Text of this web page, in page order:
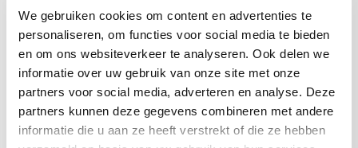
We gebruiken cookies om content en advertenties te
personaliseren, om functies voor social media te bieden
en om ons websiteverkeer te analyseren. Ook delen we
informatie over uw gebruik van onze site met onze
partners voor social media, adverteren en analyse. Deze
partners kunnen deze gegevens combineren met andere
informatie die u aan ze heeft verstrekt of die ze hebben
Kippenvilla ook bij Carlo Boszhard in de
tuin
Televisiepresentator Carlo Boszhardkocht en zijn